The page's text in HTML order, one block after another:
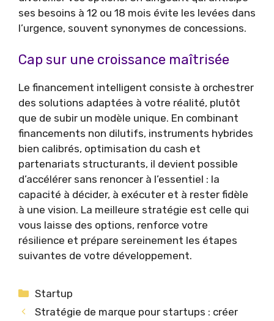
ses besoins à 12 ou 18 mois évite les levées dans
l’urgence, souvent synonymes de concessions.
Cap sur une croissance maîtrisée
Le financement intelligent consiste à orchestrer
des solutions adaptées à votre réalité, plutôt
que de subir un modèle unique. En combinant
financements non dilutifs, instruments hybrides
bien calibrés, optimisation du cash et
partenariats structurants, il devient possible
d’accélérer sans renoncer à l’essentiel : la
capacité à décider, à exécuter et à rester fidèle
à une vision. La meilleure stratégie est celle qui
vous laisse des options, renforce votre
résilience et prépare sereinement les étapes
suivantes de votre développement.
Catégories
Startup
Stratégie de marque pour startups : créer